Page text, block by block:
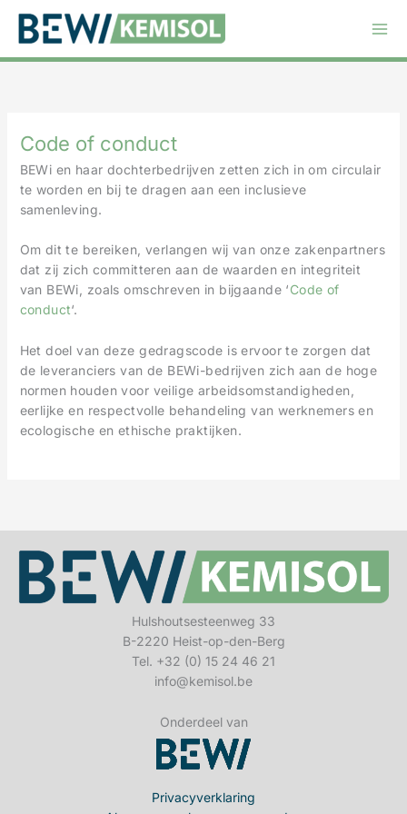
naar
Code of conduct
BEWi en haar dochterbedrijven zetten zich in om circulair
te worden en bij te dragen aan een inclusieve
samenleving.
Om dit te bereiken, verlangen wij van onze zakenpartners
dat zij zich committeren aan de waarden en integriteit
van BEWi, zoals omschreven in bijgaande ‘Code of
conduct‘.
Het doel van deze gedragscode is ervoor te zorgen dat
de leveranciers van de BEWi-bedrijven zich aan de hoge
normen houden voor veilige arbeidsomstandigheden,
eerlijke en respectvolle behandeling van werknemers en
ecologische en ethische praktijken.
Hulshoutsesteenweg 33
B-2220 Heist-op-den-Berg
Tel. +32 (0) 15 24 46 21
info@kemisol.be
Onderdeel van
Privacyverklaring